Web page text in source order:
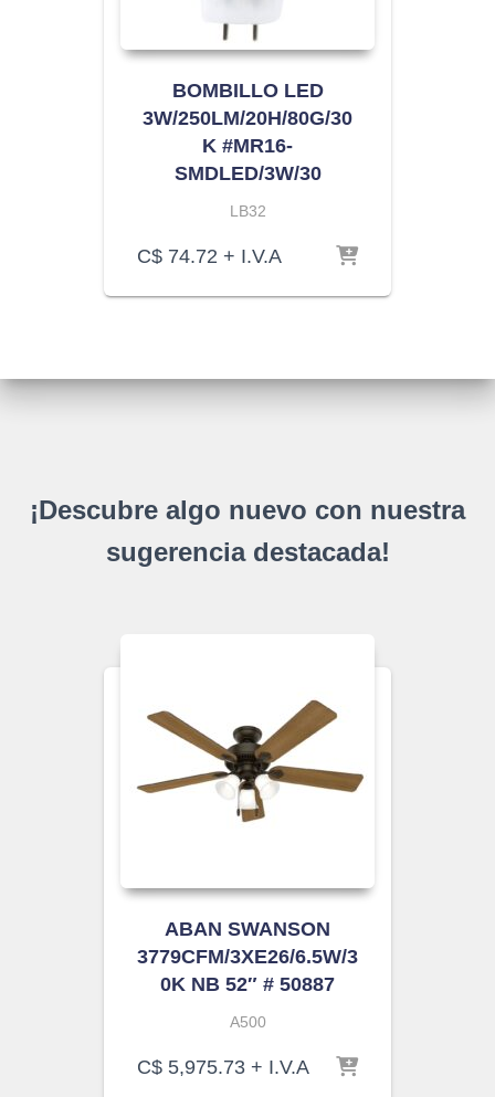
BOMBILLO LED
3W/250LM/20H/80G/30
K #MR16-
SMDLED/3W/30
LB32
C$ 74.72 + I.V.A
¡Descubre algo nuevo con nuestra
sugerencia destacada!
ABAN SWANSON
3779CFM/3XE26/6.5W/3
0K NB 52″ # 50887
A500
C$ 5,975.73 + I.V.A